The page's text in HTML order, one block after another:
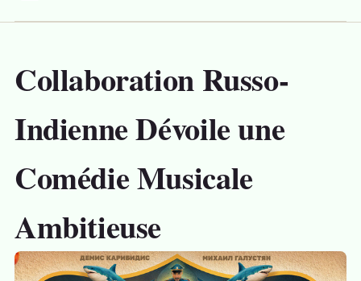
Collaboration Russo-
Indienne Dévoile une
Comédie Musicale
Ambitieuse